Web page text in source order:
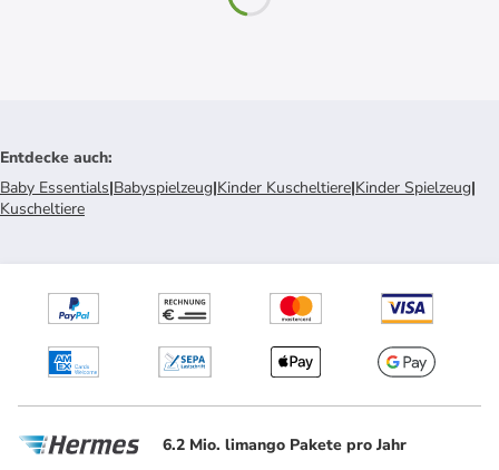
Entdecke auch:
Baby Essentials|Babyspielzeug|Kinder Kuscheltiere|Kinder Spielzeug|
Kuscheltiere
6.2 Mio. limango Pakete pro Jahr